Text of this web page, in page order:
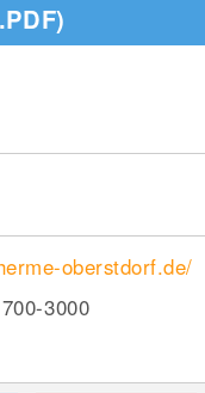
oberstdorf.de/
3000